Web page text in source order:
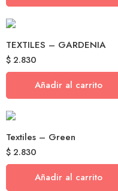
TEXTILES – GARDENIA
$2.830
Añadir al carrito
Textiles – Green
$2.830
Añadir al carrito